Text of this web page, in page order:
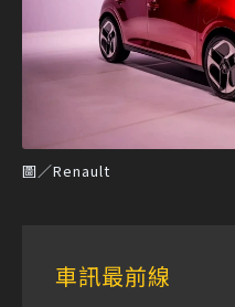
圖／Renault
車訊最前線